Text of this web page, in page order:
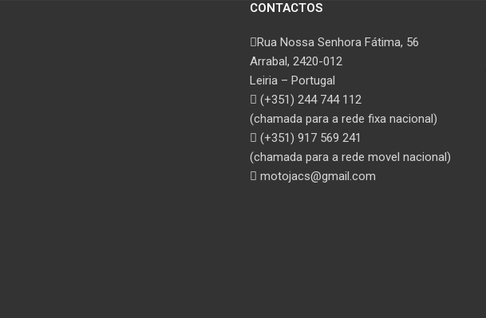
CONTACTOS
Rua Nossa Senhora Fátima, 56
Arrabal, 2420-012
Leiria – Portugal
(+351) 244 744 112
(chamada para a rede fixa nacional)
(+351) 917 569 241
(chamada para a rede movel nacional)
motojacs@gmail.com